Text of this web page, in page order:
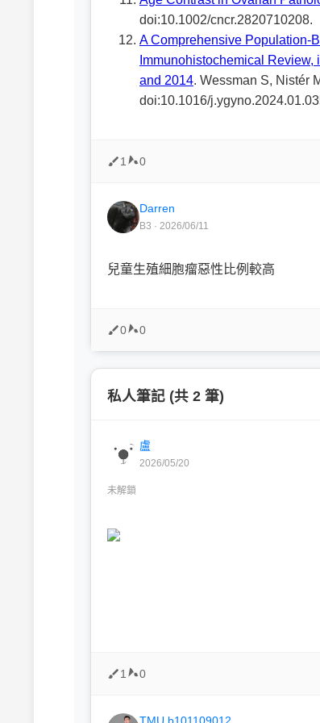
doi:10.1002/cncr.2820710208.
A Comprehensive Population-
Immunohistochemical
and 2014. Wessman S, Nistér
doi:10.1016/
1 0
Darren
B3 · 2026/06/11
兒童生殖細胞瘤惡性比例較高
0 0
私人筆記 (共 2 筆)
盧
2026/05/20
未解鎖
1 0